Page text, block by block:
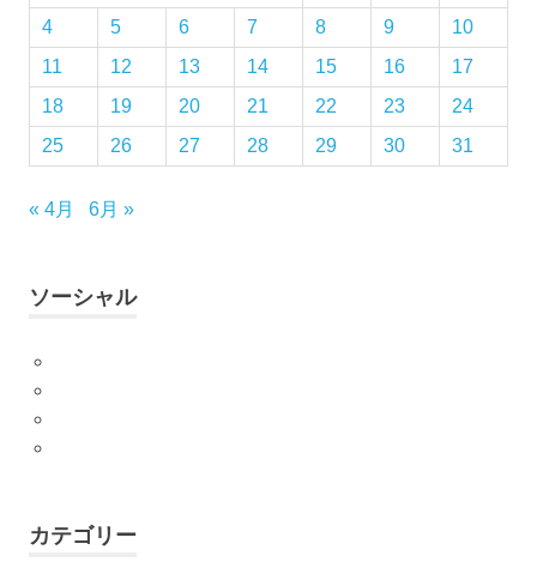
式
成
人
式
の
振
振
袖
し
み
の
写
4
5 6 7 8 9
10
11
12 13 14 15 16
17
18
19 20 21 22 23
24
25
26 27 28 29 30 31
« 4月 6月 »
ソーシャル
カテゴリー